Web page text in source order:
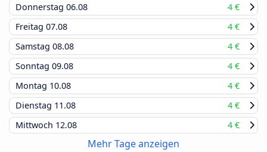
Donnerstag 06.08
4 €
Freitag 07.08
4 €
Samstag 08.08
4 €
Sonntag 09.08
4 €
Montag 10.08
4 €
Dienstag 11.08
4 €
Mittwoch 12.08 4 €
Mehr Tage anzeigen